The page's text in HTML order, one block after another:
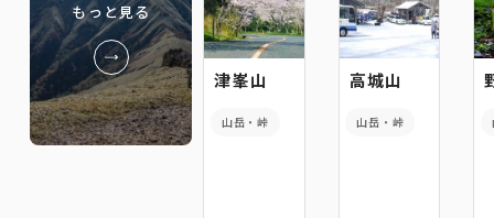
もっと見る
津峯山
山岳・峠
高城山
山岳・峠